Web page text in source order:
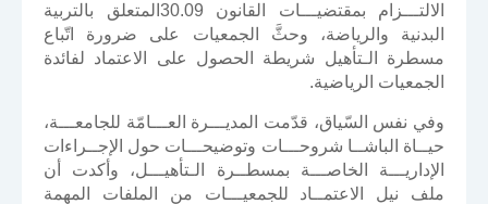
الالتـــزام بمقتضيـــات القانون 30.09المتعلق بالتربية
البدنية والرياضة، وحثَّ الجمعيات على ضرورة اتّباع
مسطرة الـتأهيل شريطة الحصول على الاعتماد لفائدة
الجمعيات الرياضية.
وفي نفس السّياق، قدّمت المديـــرة العـــامّة للجامعـــة،
حيــاة الباشــا شروحـــات وتوضيحـــات حول الإجــراءات
الإداريـــة الخاصـــة بمسطــرة الـتأهيـــل، وأكدت أن
ملف نيل الاعتمــاد للجمعيـــات من الملفات المهمة